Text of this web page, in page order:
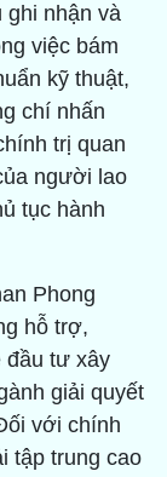
ghi nhận và
việc bám
kỹ thuật,
chí nhấn
trị quan
người lao
tục hành
Phong
hỗ trợ,
đầu tư xây
giải quyết
với chính
tập trung cao